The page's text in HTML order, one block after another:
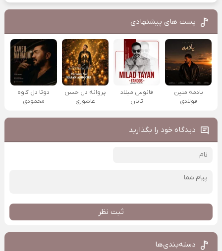
پست های پیشنهادی
یادمه متین
فولادی
فانوس میلاد
تایان
پروانه دل حسن
عاشوری
دوتا دل کاوه
محمودی
دیدگاه خود را بگذارید
ثبت نظر
دسته‌بندی‌ها